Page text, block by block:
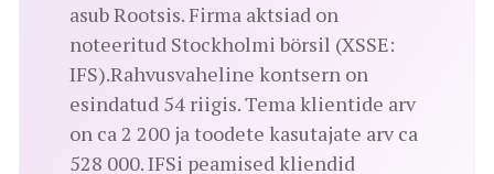
asub Rootsis. Firma aktsiad on
noteeritud Stockholmi börsil (XSSE:
IFS).Rahvusvaheline kontsern on
esindatud 54 riigis. Tema klientide arv
on ca 2 200 ja toodete kasutajate arv ca
528 000. IFSi peamised kliendid